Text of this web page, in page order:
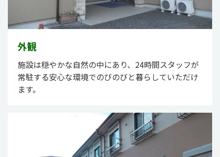
外観
施設は穏やかな自然の中にあり、24時間スタッフが
常駐する安心な環境でのびのびと暮らしていただけ
ます。